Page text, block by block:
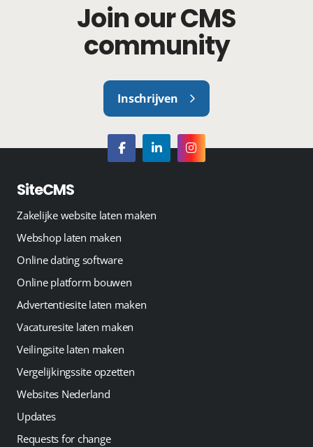
Join our CMS
community
Inschrijven
SiteCMS
Zakelijke website laten maken
Webshop laten maken
Online dating software
Online platform bouwen
Advertentiesite laten maken
Vacaturesite laten maken
Veilingsite laten maken
Vergelijkingssite opzetten
Websites Nederland
Updates
Requests for change